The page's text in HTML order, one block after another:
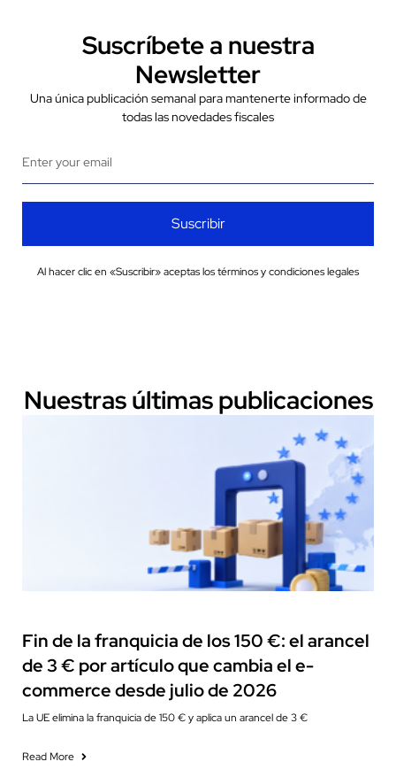
Suscríbete a nuestra
Newsletter
Una única publicación semanal para mantenerte informado de
todas las novedades fiscales
Suscribir
Al hacer clic en «Suscribir» aceptas los términos y condiciones legales
Nuestras últimas publicaciones
Fin de la franquicia de los 150 €: el arancel
de 3 € por artículo que cambia el e-
commerce desde julio de 2026
La UE elimina la franquicia de 150 € y aplica un arancel de 3 €
Read More